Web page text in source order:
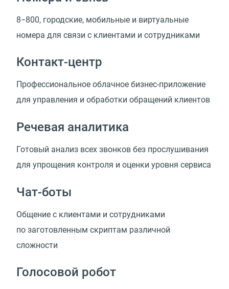
8−800, городские, мобильные и виртуальные
номера для связи с клиентами и сотрудниками
Контакт-центр
Профессиональное облачное бизнес-приложение
для управления и обработки обращений клиентов
Речевая аналитика
Готовый анализ всех звонков без прослушивания
для упрощения контроля и оценки уровня сервиса
Чат-боты
Общение с клиентами и сотрудниками
по заготовленным скриптам различной
сложности
Голосовой робот